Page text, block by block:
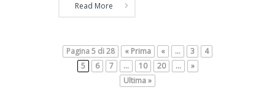
Read More
Pagina 5 di 28 « Prima « ... 3
4
5
6 7 ... 10 20 ...
»
Ultima »